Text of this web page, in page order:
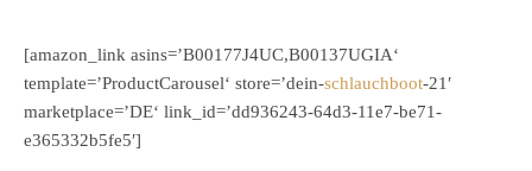
[amazon_link asins=’B00177J4UC,B00137UGIA‘
template=’ProductCarousel‘ store=’dein-schlauchboot-21′
marketplace=’DE‘ link_id=’dd936243-64d3-11e7-be71-
e365332b5fe5′]